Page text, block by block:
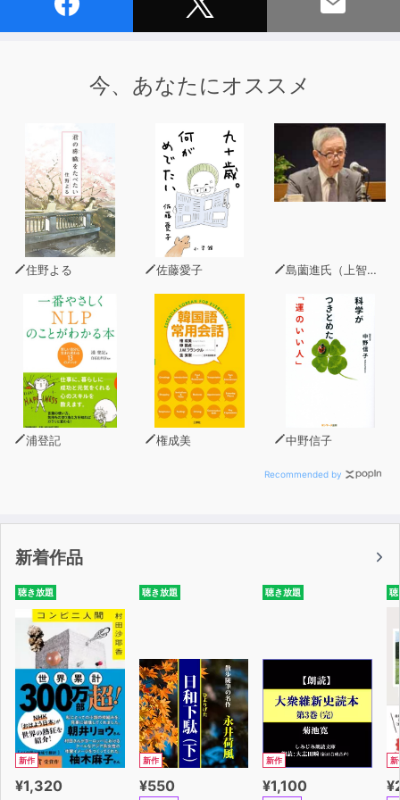
今、あなたにオススメ
住野よる 佐藤愛子 島薗進氏（上智大学グリーフケア研究所長）
浦登記 権成美 中野信子
Recommended by
新着作品
聴き放題
新作
¥1,320
聴き放題
新作
¥550
聴き放題
新作
¥1,100
聴
新